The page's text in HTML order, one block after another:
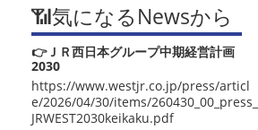
📶気になるNewsから
👉ＪＲ西日本グループ中期経営計画
2030
https://www.westjr.co.jp/press/articl
e/2026/04/30/items/260430_00_press_
JRWEST2030keikaku.pdf